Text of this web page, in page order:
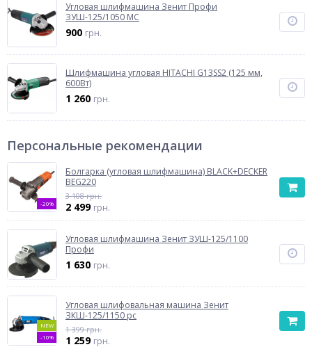
Угловая шлифмашина Зенит Профи
ЗУШ-125/1050 МС
900 грн.
Шлифмашина угловая HITACHI G13SS2 (125 мм,
600Вт)
1 260 грн.
Персональные рекомендации
-20%
Болгарка (угловая шлифмашина) BLACK+DECKER
BEG220
3 108 грн.
2 499 грн.
Угловая шлифмашина Зенит ЗУШ-125/1100
Профи
1 630 грн.
NEW
-10%
Угловая шлифовальная машина Зенит
ЗКШ-125/1150 рс
1 399 грн.
1 259 грн.